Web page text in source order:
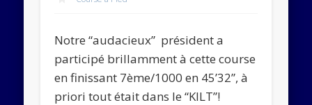
Notre “audacieux” président a
participé brillamment à cette course
en finissant 7ème/1000 en 45’32”, à
priori tout était dans le “KILT”!